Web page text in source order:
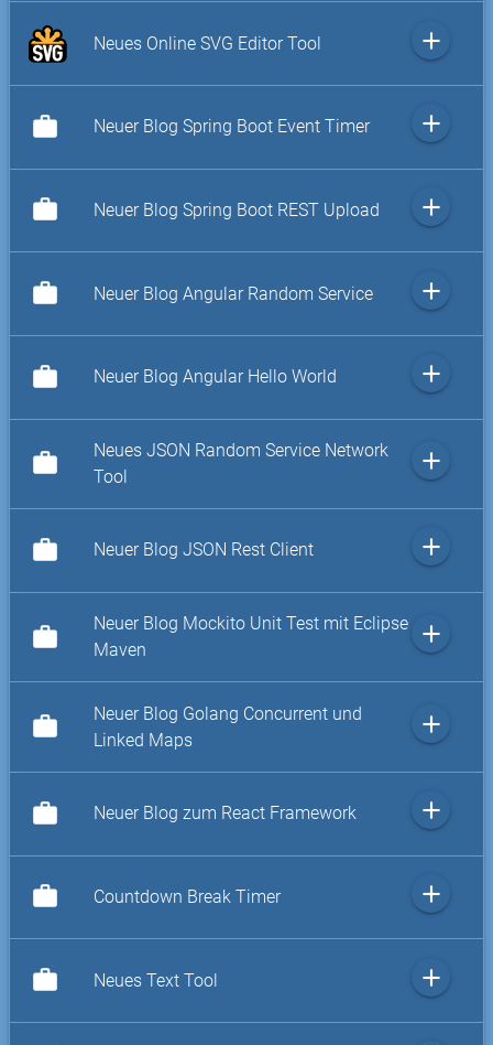
Neues Online SVG Editor Tool add
work Neuer Blog Spring Boot Event Timer add
work Neuer Blog Spring Boot REST Upload add
work Neuer Blog Angular Random Service add
work Neuer Blog Angular Hello World add
work
Neues JSON Random Service Network
Tool
add
work Neuer Blog JSON Rest Client add
work
Neuer Blog Mockito Unit Test mit Eclipse
Maven
add
work
Neuer Blog Golang Concurrent und
Linked Maps
add
work Neuer Blog zum React Framework add
work Countdown Break Timer add
work Neues Text Tool add